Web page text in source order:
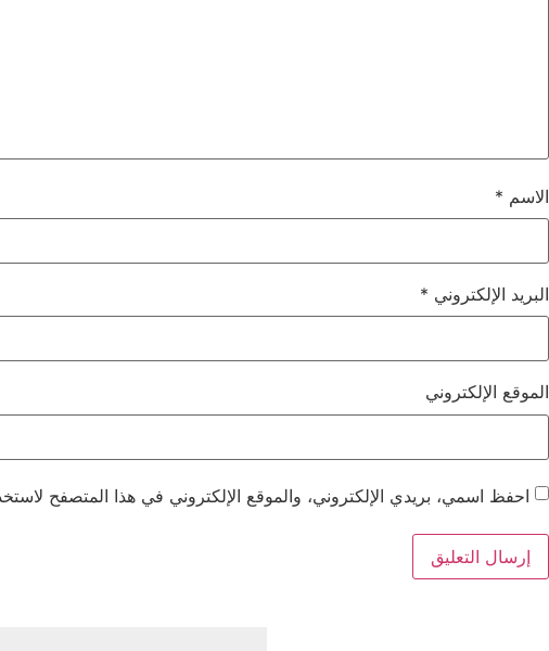
الاسم *
البريد الإلكتروني *
الموقع الإلكتروني
احفظ اسمي، بريدي الإلكتروني، والموقع الإلكتروني في هذا المتصفح